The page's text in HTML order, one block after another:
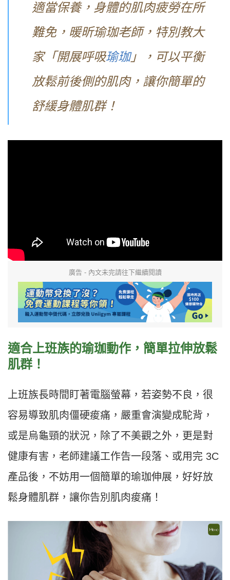
適當保養，身體的肌肉疲勞在所
難免，暖昕瑜珈老師，特別教大
家「開展呼吸瑜珈」，可以平衡
放鬆前後側的肌肉，讓你簡單的
舒緩身體肌群！
廣告 - 內文未完請往下繼續閱讀
適合上班族的瑜珈動作，簡單拉伸放鬆
肌群！
上班族長時間盯著電腦螢幕，若姿勢不良，很
容易導致肌肉僵硬痠痛，嚴重會演變成駝背，
或是烏龜頸的狀況，除了不美觀之外，更是對
健康有害，老師建議工作告一段落、或用完 3C
產品後，不妨用一個簡單的瑜珈伸展，好好放
鬆身體肌群，讓你告別肌肉痠痛！